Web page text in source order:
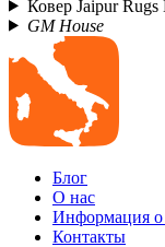
Ковер Jaipur
GM House
Блог
О нас
Информация о
Контакты